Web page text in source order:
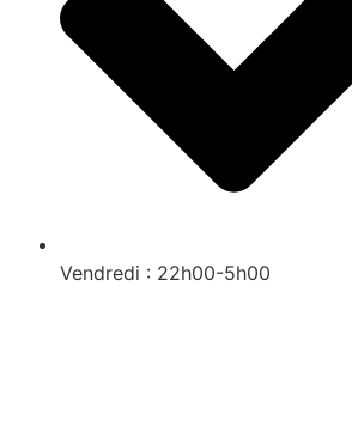
Vendredi : 22h00-5h00